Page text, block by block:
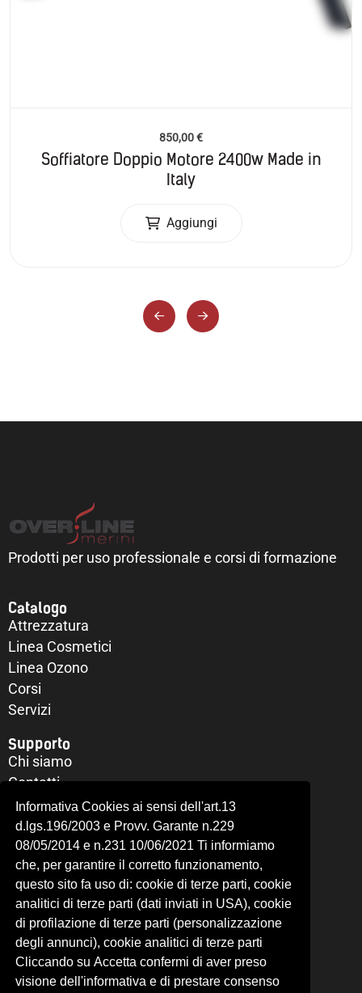
Informativa Cookies ai sensi dell'art.13
d.lgs.196/2003 e Provv. Garante n.229
08/05/2014 e n.231 10/06/2021 Ti informiamo
che, per garantire il corretto funzionamento,
questo sito fa uso di: cookie di terze parti, cookie
analitici di terze parti (dati inviati in USA), cookie
di profilazione di terze parti (personalizzazione
degli annunci), cookie analitici di terze parti
Cliccando su Accetta confermi di aver preso
visione dell'informativa e di prestare consenso
850,00€
Soffiatore Doppio Motore 2400w Made in
Italy
Aggiungi
Prodotti per uso professionale e corsi di formazione
Catalogo
Attrezzatura
Linea Cosmetici
Linea Ozono
Corsi
Servizi
Supporto
Chi siamo
Contatti
Il mio account
Richiesta di recesso
Privacy Policy
Cookie Policy
OVER LINE S.R.L.
P.IVA: 09836421009
N-REA: RM-1193530
C.SOCIALE: € 10.000,00
VIA BAVENO 7/A - 00166 - ROMA (RM)